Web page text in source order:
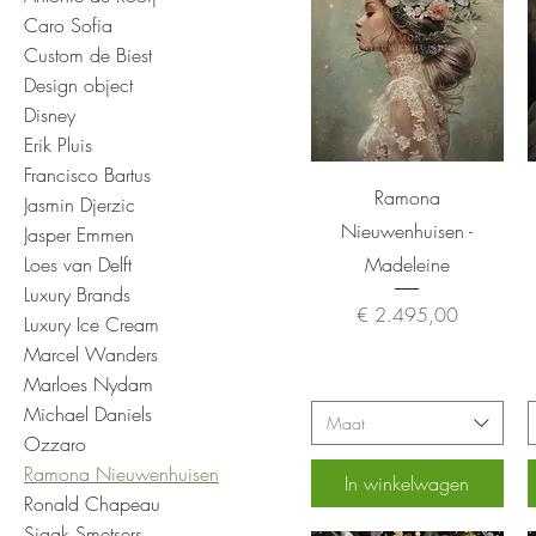
Caro Sofia
Custom de Biest
Design object
Disney
Erik Pluis
Francisco Bartus
Jasmin Djerzic
Jasper Emmen
Loes van Delft
Luxury Brands
Luxury Ice Cream
Marcel Wanders
Marloes Nydam
Michael Daniels
Ozzaro
Ramona Nieuwenhuisen
Ronald Chapeau
Snel overzicht
Ramona
Nieuwenhuisen -
Madeleine
Prijs
€ 2.495,00
Maat
In winkelwagen